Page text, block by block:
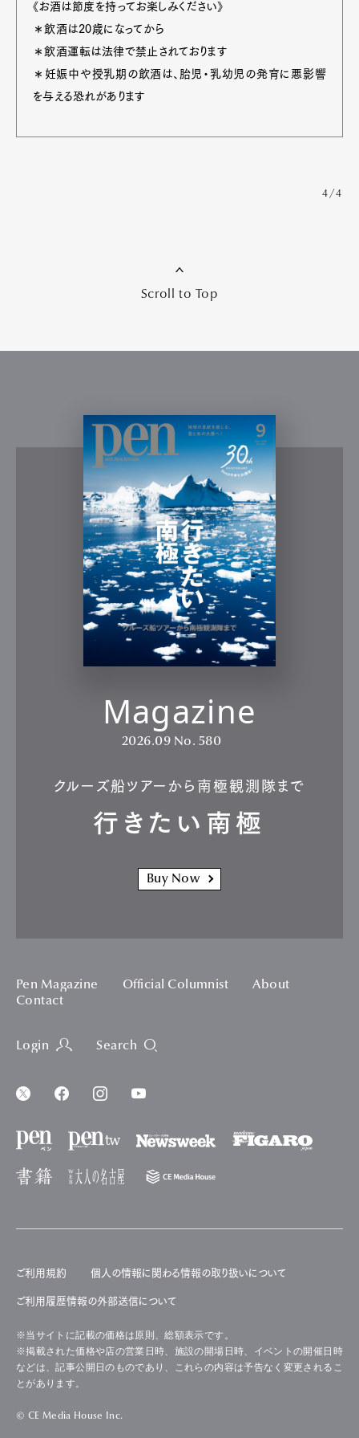
《お酒は節度を持ってお楽しみください》
＊飲酒は20歳になってから
＊飲酒運転は法律で禁止されております
＊妊娠中や授乳期の飲酒は、胎児・乳幼児の発育に悪影響
を与える恐れがあります
4/4
Scroll to Top
Magazine
2026.09 No. 580
クルーズ船ツアーから南極観測隊まで
行きたい南極
Buy Now
Pen Magazine Official Columnist
About
Contact
Login Search
ご利用規約 個人の情報に関わる情報の取り扱いについて
ご利用履歴情報の外部送信について
※当サイトに記載の価格は原則、総額表示です。
※掲載された価格や店の営業日時、施設の開場日時、イベントの開催日時
などは、記事公開日のものであり、これらの内容は予告なく変更されるこ
とがあります。
© CE Media House Inc.